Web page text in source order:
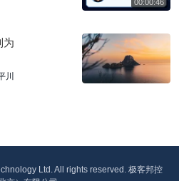
为
川
Ltd. All rights reserved. 极客邦控